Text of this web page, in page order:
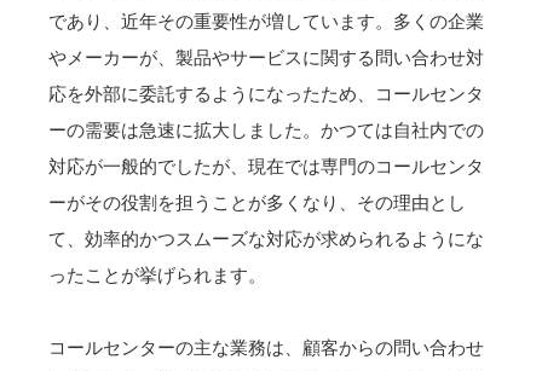
であり、近年その重要性が増しています。多くの企業
やメーカーが、製品やサービスに関する問い合わせ対
応を外部に委託するようになったため、コールセンタ
ーの需要は急速に拡大しました。かつては自社内での
対応が一般的でしたが、現在では専門のコールセンタ
ーがその役割を担うことが多くなり、その理由とし
て、効率的かつスムーズな対応が求められるようにな
ったことが挙げられます。
コールセンターの主な業務は、顧客からの問い合わせ